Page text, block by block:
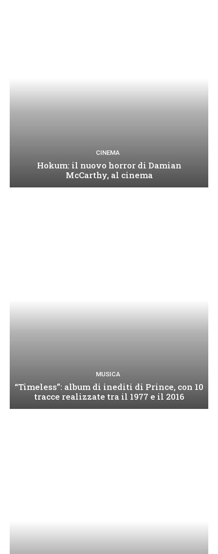
CINEMA
Hokum: il nuovo horror di Damian
McCarthy, al cinema
MUSICA
“Timeless”: album di inediti di Prince, con 10
tracce realizzate tra il 1977 e il 2016